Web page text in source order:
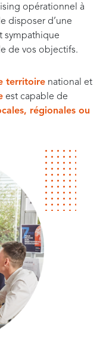
opérationnel à
disposer d’une
sympathique
de vos objectifs.
territoire national et
est capable de
régionales ou